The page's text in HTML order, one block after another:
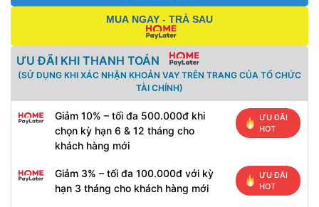
MUA NGAY - TRẢ SAU
ƯU ĐÃI KHI THANH TOÁN
(SỬ DỤNG KHI XÁC NHẬN KHOẢN VAY TRÊN TRANG CỦA TỔ CHỨC
TÀI CHÍNH)
Giảm 10% – tối đa 500.000đ khi
chọn kỳ hạn 6 & 12 tháng cho
khách hàng mới
ƯU ĐÃI
HOT
Giảm 3% – tối đa 100.000đ với kỳ
hạn 3 tháng cho khách hàng mới
ƯU ĐÃI
HOT